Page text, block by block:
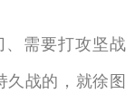
、需要打攻坚战
久战的，就徐图